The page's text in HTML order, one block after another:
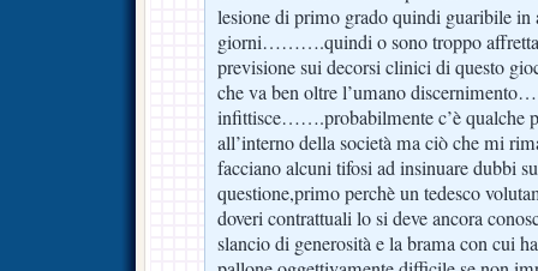
lesione di primo grado quindi guaribile in
giorni……….quindi o sono troppo
previsione sui decorsi clinici di questo
che va ben oltre l’umano
infittisce…….probabilmente c’è qualche
all’interno della società ma ciò che mi
facciano alcuni tifosi ad insinuare dubbi
questione,primo perchè un tedesco
doveri contrattuali lo si deve ancora
slancio di generosità e la brama con cui